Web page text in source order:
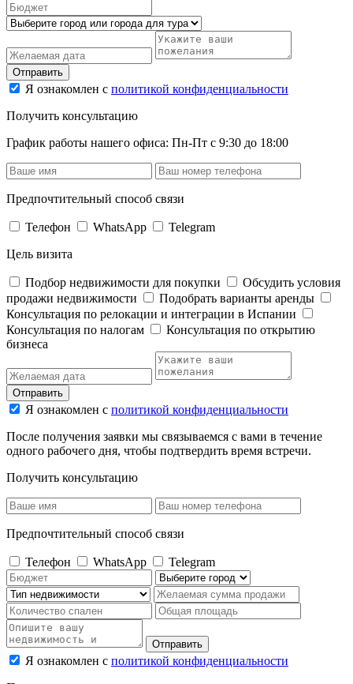
Отправить
Я ознакомлен с политикой конфиденциальности
Получить консультацию
График работы нашего офиса: Пн-Пт с 9:30 до 18:00
Предпочтительный способ связи
Телефон WhatsApp
Telegram
Цель визита
Подбор недвижимости для покупки
Обсудить условия
продажи недвижимости
Подобрать варианты аренды
Консультация по релокации и интеграции в Испании
Консультация по налогам
Консультация по открытию
бизнеса
Отправить
Я ознакомлен с политикой конфиденциальности
После получения заявки мы связываемся с вами в течение
одного рабочего дня, чтобы подтвердить время встречи.
Получить консультацию
Предпочтительный способ связи
Телефон WhatsApp Telegram
Отправить
Я ознакомлен с политикой конфиденциальности